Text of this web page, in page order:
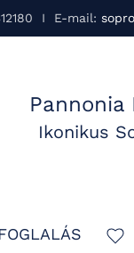
I E-mail:
Pannonia
Ikonikus
FOGLALÁS